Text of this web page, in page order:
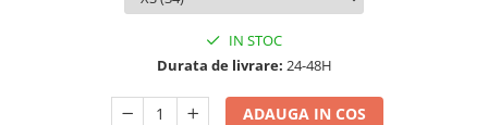
IN STOC
Durata de livrare: 24-48H
ADAUGA IN COS